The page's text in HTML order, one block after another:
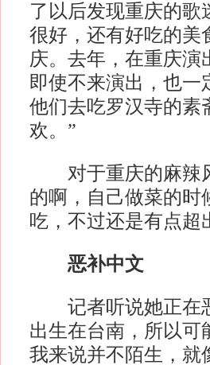
了以后发现重庆的歌
很好，还有好吃的美
庆。去年，在重庆演
即使不来演出，也一
他们去吃罗汉寺的素
欢。”
对于重庆的麻辣风
的啊，自己做菜的时
吃，不过还是有点超
恶补中文
记者听说她正在恶
出生在台南，所以可
我来说并不陌生，就